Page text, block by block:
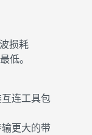
损耗
低。
连工具包
更大的带